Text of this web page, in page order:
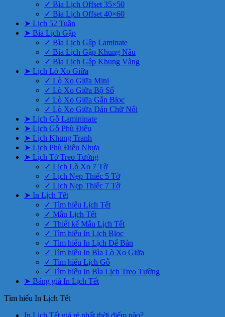
✓ Bìa Lịch Offset 35×50
✓ Bìa Lịch Offset 40×60
➤ Lịch 52 Tuần
➤ Bìa Lịch Gập
✓ Bìa Lịch Gập Laminate
✓ Bìa Lịch Gập Khung Nâu
✓ Bìa Lịch Gập Khung Vàng
➤ Lịch Lò Xo Giữa
✓ Lò Xo Giữa Mini
✓ Lò Xo Giữa Bộ Số
✓ Lò Xo Giữa Gắn Bloc
✓ Lò Xo Giữa Dán Chữ Nổi
➤ Lịch Gỗ Lamininate
➤ Lịch Gỗ Phù Điêu
➤ Lịch Khung Tranh
➤ Lịch Phù Điêu Nhựa
➤ Lịch Tờ Treo Tường
✓ Lịch Lò Xo 7 Tờ
✓ Lịch Nẹp Thiếc 5 Tờ
✓ Lịch Nẹp Thiếc 7 Tờ
➤ In Lịch Tết
✓ Tìm hiểu Lịch Tết
✓ Mẫu Lịch Tết
✓ Thiết kế Mẫu Lịch Tết
✓ Tìm hiểu In Lịch Bloc
✓ Tìm hiểu In Lịch Để Bàn
✓ Tìm hiểu In Bìa Lò Xo Giữa
✓ Tìm hiểu Lịch Gỗ
✓ Tìm hiểu In Bìa Lịch Treo Tường
➤ Bảng giá In Lịch Tết
Tìm hiểu In Lịch Tết
Không